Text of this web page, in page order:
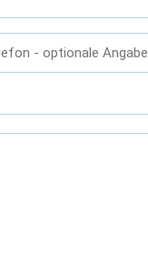
- optionale Angabe